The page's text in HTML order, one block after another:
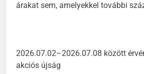
árakat sem, amelyekkel további
2026.07.02–2026.07.08 között
akciós újság